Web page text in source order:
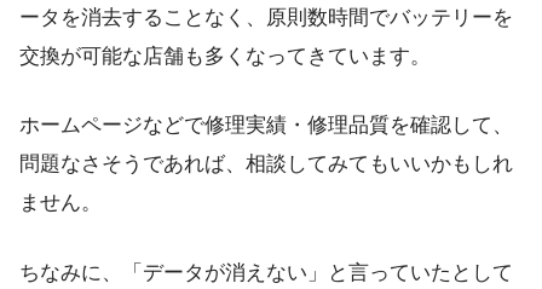
ータを消去することなく、原則数時間でバッテリーを
交換が可能な店舗も多くなってきています。
ホームページなどで修理実績・修理品質を確認して、
問題なさそうであれば、相談してみてもいいかもしれ
ません。
ちなみに、「データが消えない」と言っていたとして